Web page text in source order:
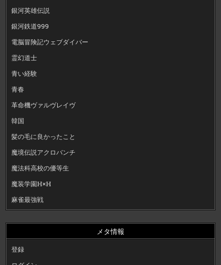
銀河英雄伝説
銀河鉄道999
電脳冒険記ウェブダイバー
霊幻道士
青い経験
青春
革命機ヴァルヴレイヴ
韓国
髪の毛に良かったこと
魔境伝説アクロバンチ
魔法科高校の優等生
魔装学園H×H
麻雀最強戦
メタ情報
登録